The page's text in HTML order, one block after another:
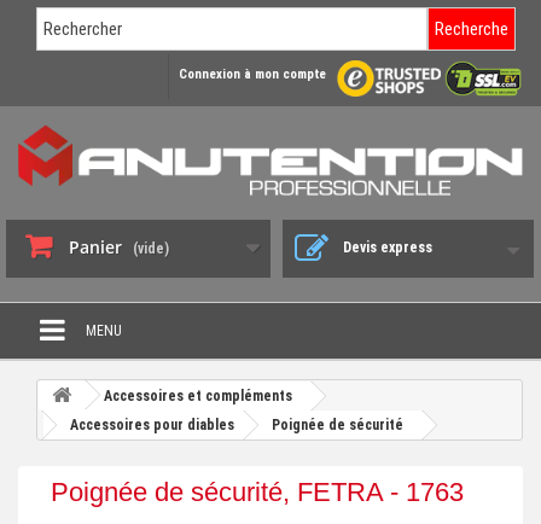
Recherche
Connexion à mon compte
Panier (vide) Devis express
MENU
PROMO DÉSTOCKAGE
CHARIOT DE MANUTENTION
Accessoires et compléments
Accessoires pour diables
Poignée de sécurité
Poignée de sécurité, FETRA - 1763